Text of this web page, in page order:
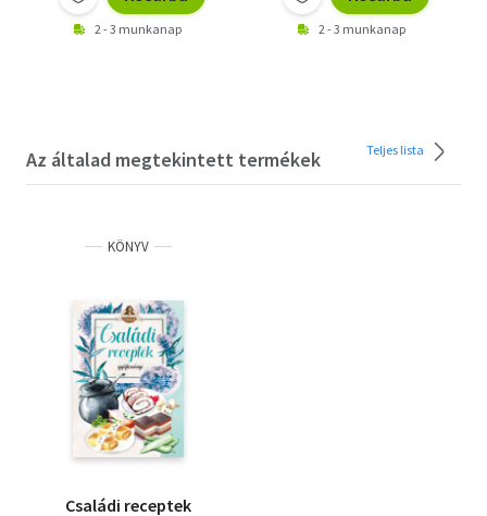
2 - 3 munkanap 2 - 3 munkanap
Az általad megtekintett termékek Teljes lista
KÖNYV
Családi receptek